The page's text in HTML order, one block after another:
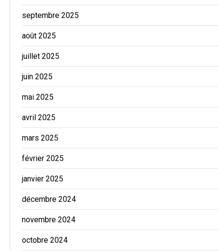
septembre 2025
août 2025
juillet 2025
juin 2025
mai 2025
avril 2025
mars 2025
février 2025
janvier 2025
décembre 2024
novembre 2024
octobre 2024